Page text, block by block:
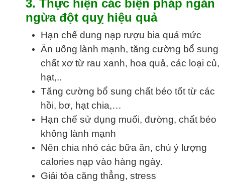
3. Thực hiện các biện pháp ngăn
ngừa đột quỵ hiệu quả
Hạn chế dung nạp rượu bia quá mức
Ăn uống lành mạnh, tăng cường bổ sung
chất xơ từ rau xanh, hoa quả, các loại củ,
hạt,..
Tăng cường bổ sung chất béo tốt từ các
hồi, bơ, hạt chia,…
Hạn chế sử dụng muối, đường, chất béo
không lành mạnh
Nên chia nhỏ các bữa ăn, chú ý lượng
calories nạp vào hàng ngày.
Giải tỏa căng thẳng, stress